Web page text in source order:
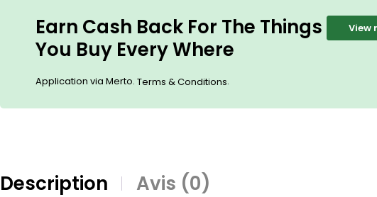
Earn Cash Back For The Things
You Buy Every Where
Application via Merto. Terms & Conditions.
View
Description Avis (0)